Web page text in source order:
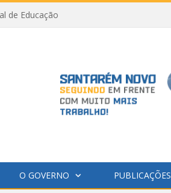
de Educação
O GOVERNO PUBLICAÇÕES